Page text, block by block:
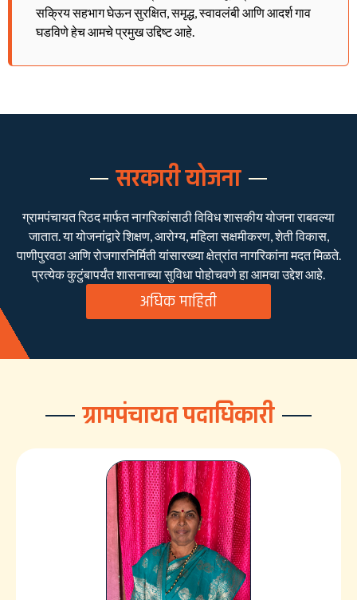
सक्रिय सहभाग घेऊन सुरक्षित, समृद्ध, स्वावलंबी आणि आदर्श गाव
घडविणे हेच आमचे प्रमुख उद्दिष्ट आहे.
सरकारी योजना
ग्रामपंचायत रिठद मार्फत नागरिकांसाठी विविध शासकीय योजना राबवल्या
जातात. या योजनांद्वारे शिक्षण, आरोग्य, महिला सक्षमीकरण, शेती विकास,
पाणीपुरवठा आणि रोजगारनिर्मिती यांसारख्या क्षेत्रांत नागरिकांना मदत मिळते.
प्रत्येक कुटुंबापर्यंत शासनाच्या सुविधा पोहोचवणे हा आमचा उद्देश आहे.
अधिक माहिती
ग्रामपंचायत पदाधिकारी